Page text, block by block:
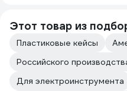
Этот товар из
Пластиковые кейсы
Российского
Для электроинструмента